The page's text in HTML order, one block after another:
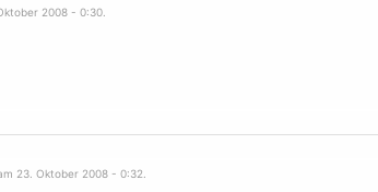
2008 - 0:30.
23. Oktober 2008 - 0:32.